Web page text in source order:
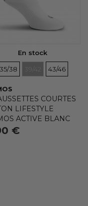
En stock
35/38
TAILLESTAILLES
43/46
COURTES
LIFESTYLE
ACTIVE BLANC
€